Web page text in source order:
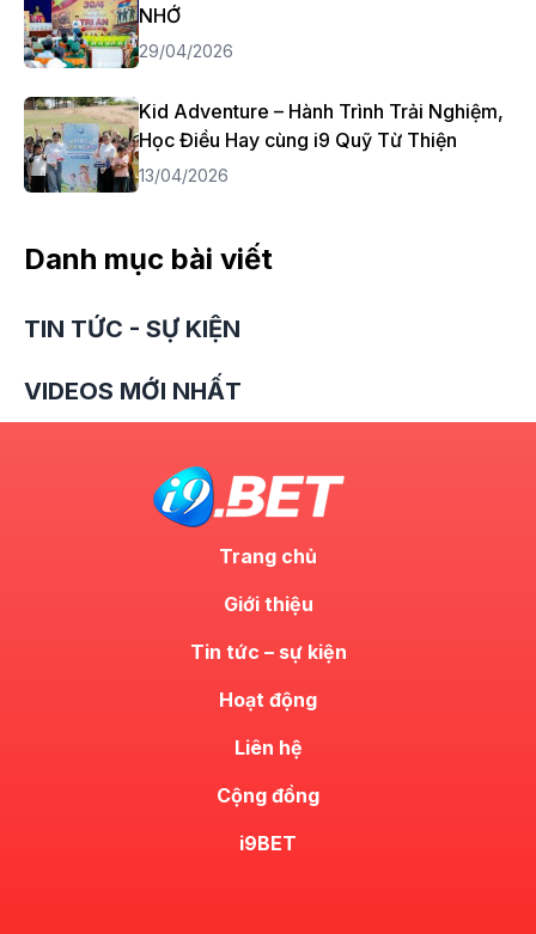
NHỚ
29/04/2026
Kid Adventure – Hành Trình Trải Nghiệm,
Học Điều Hay cùng i9 Quỹ Từ Thiện
13/04/2026
Danh mục bài viết
TIN TỨC - SỰ KIỆN
VIDEOS MỚI NHẤT
Trang chủ
Giới thiệu
Tin tức – sự kiện
Hoạt động
Liên hệ
Cộng đồng
i9BET